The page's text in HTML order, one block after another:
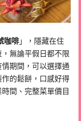
咖啡 」，隱藏在住
無論平假日都不限
期間，可以選擇通
的鬆餅，口感好得
間、完整菜單價目